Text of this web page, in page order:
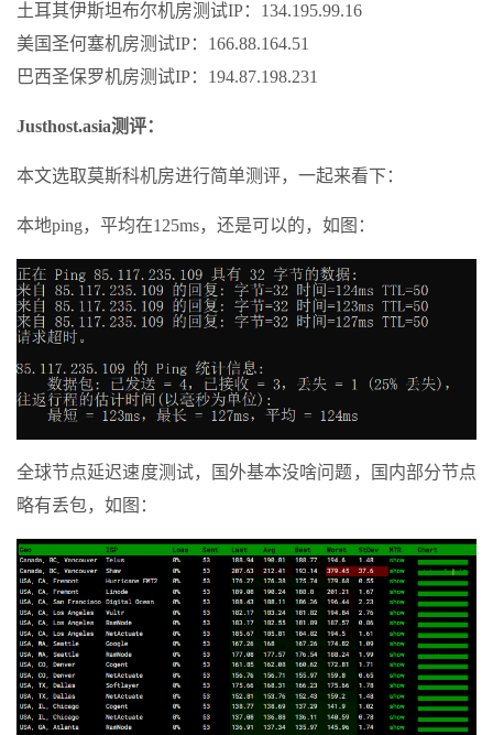
土耳其伊斯坦布尔机房测试IP：134.195.99.16
美国圣何塞机房测试IP：166.88.164.51
巴西圣保罗机房测试IP：194.87.198.231
Justhost.asia测评：
本文选取莫斯科机房进行简单测评，一起来看下：
本地ping，平均在125ms，还是可以的，如图：
全球节点延迟速度测试，国外基本没啥问题，国内部分节点
略有丢包，如图：